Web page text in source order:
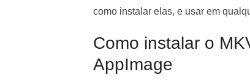
como instalar elas, e usar em
Como instalar o
AppImage